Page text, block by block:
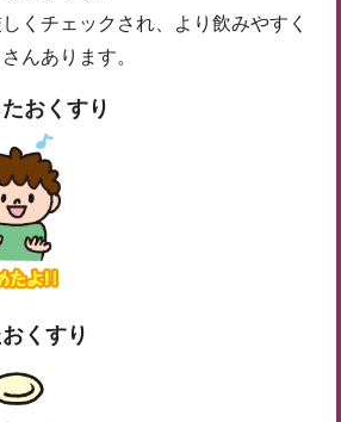
くチェックされ、より飲みやすく
んあります。
おくすり
くすり